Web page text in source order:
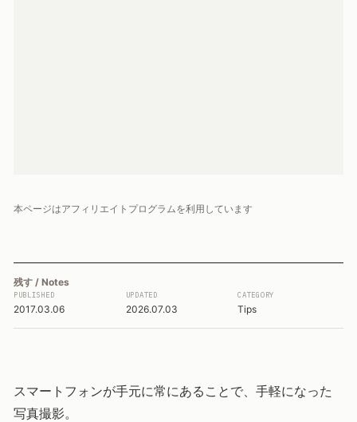
本ページはアフィリエイトプログラムを利用しています
残す / Notes
PUBLISHED
2017.03.06
UPDATED
2026.07.03
CATEGORY
Tips
スマートフォンが手元に常にあることで、手軽になった
写真撮影。